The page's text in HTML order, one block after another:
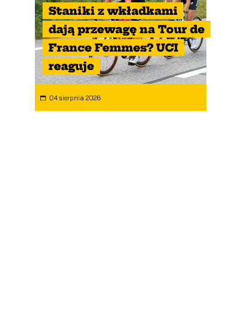
Staniki z wkładkami
dają przewagę na Tour de
France Femmes? UCI
reaguje
04 sierpnia 2026